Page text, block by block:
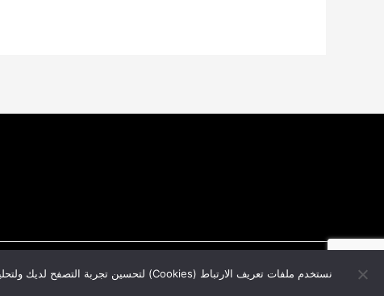
نستخدم ملفات تعريف الارتباط (Cookies) لتحسين تجربة التصفح لديك ولتحليل حركة المرور على موقعنا. باستخدامك المستمر لهذا الموقع، فإنك توافق على استخدامنا لملفات تعريف الارتباط.